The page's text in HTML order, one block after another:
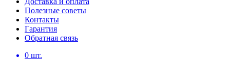
Полезные советы
Контакты
Гарантия
Обратная связь
0 шт.